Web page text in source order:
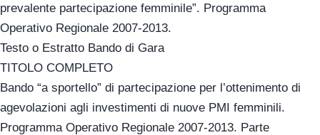
prevalente partecipazione femminile”. Programma
Operativo Regionale 2007-2013.
Testo o Estratto Bando di Gara
TITOLO COMPLETO
Bando “a sportello” di partecipazione per l’ottenimento di
agevolazioni agli investimenti di nuove PMI femminili.
Programma Operativo Regionale 2007-2013. Parte